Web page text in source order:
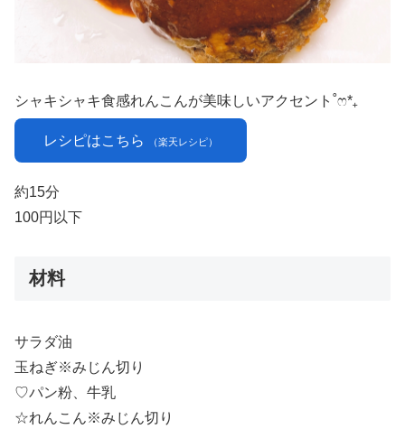
シャキシャキ食感れんこんが美味しいアクセント‎˚ෆ*₊
レシピはこちら （楽天レシピ）
約15分
100円以下
材料
サラダ油
玉ねぎ※みじん切り
♡パン粉、牛乳
☆れんこん※みじん切り